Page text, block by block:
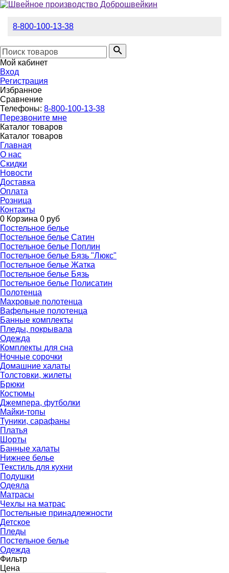
8-800-100-13-38
Мой кабинет
Вход
Регистрация
Избранное
Сравнение
Телефоны: 8-800-100-13-38
Перезвоните мне
Каталог товаров
Каталог товаров
Главная
О нас
Скидки
Новости
Доставка
Оплата
Розница
Контакты
0 Корзина 0 руб
Постельное белье
Постельное белье Сатин
Постельное белье Поплин
Постельное белье Бязь "Люкс"
Постельное белье Жатка
Постельное белье Бязь
Постельное белье Полисатин
Полотенца
Махровые полотенца
Вафельные полотенца
Банные комплекты
Пледы, покрывала
Одежда
Комплекты для сна
Ночные сорочки
Домашние халаты
Толстовки, жилеты
Брюки
Костюмы
Джемпера, футболки
Майки-топы
Туники, сарафаны
Платья
Шорты
Банные халаты
Нижнее белье
Текстиль для кухни
Подушки
Одеяла
Матрасы
Чехлы на матрас
Постельные принадлежности
Детское
Пледы
Постельное белье
Одежда
Фильтр
Цена